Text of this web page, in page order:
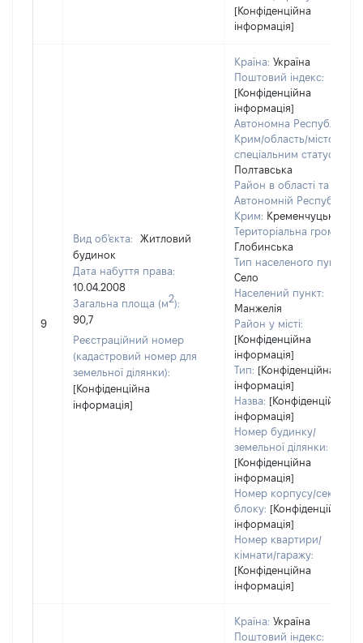
[Конфіденційна
інформація]
9
Вид об'єкта:
Житловий
будинок
Дата набуття права:
10.04.2008
Загальна площа (м2):
90,7
Реєстраційний номер
(кадастровий номер для
земельної ділянки):
[Конфіденційна
інформація]
Країна: Україна
Поштовий індекс:
[Конфіденційна
інформація]
Автономна Республіка
Крим/область/місто зі
спеціальним статусом:
Полтавська
Район в області та
Автономній Республіці
Крим: Кременчуцький
Територіальна громада:
Глобинська
Тип населеного пункту:
Село
Населений пункт:
Манжелія
Район у місті:
[Конфіденційна
інформація]
Тип: [Конфіденційна
інформація]
Назва: [Конфіденційна
інформація]
Номер будинку/
земельної ділянки:
[Конфіденційна
інформація]
Номер корпусу/секції/
блоку: [Конфіденційна
інформація]
Номер квартири/
кімнати/гаражу:
[Конфіденційна
інформація]
Країна: Україна
Поштовий індекс: